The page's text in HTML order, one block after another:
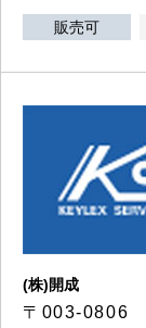
販売可
(株)開成
〒003-0806